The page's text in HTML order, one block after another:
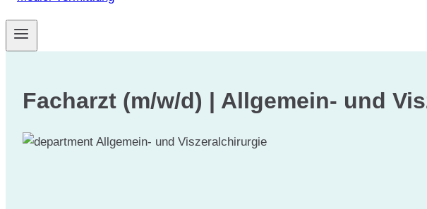
Facharzt (m/w/d) | Allgemein- und
Allgemein- und Viszeralchirurgie